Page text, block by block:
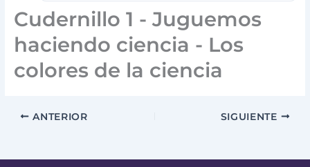
Cudernillo 1 - Juguemos
haciendo ciencia - Los
colores de la ciencia
ANTERIOR SIGUIENTE